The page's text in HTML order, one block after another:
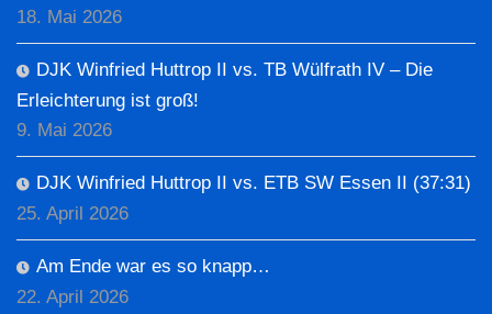
18. Mai 2026
DJK Winfried Huttrop II vs. TB Wülfrath IV – Die
Erleichterung ist groß!
9. Mai 2026
DJK Winfried Huttrop II vs. ETB SW Essen II (37:31)
25. April 2026
Am Ende war es so knapp…
22. April 2026